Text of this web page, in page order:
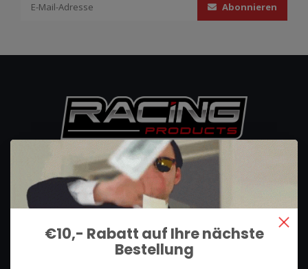
Abonnieren
We use what we sell, that's the difference!
Hullerpad 13Q
Lunteren, Nederland
085 744 4602
€10,- Rabatt auf Ihre nächste
Bestellung